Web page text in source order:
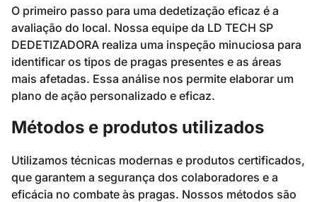
O primeiro passo para uma dedetização eficaz é a
avaliação do local. Nossa equipe da LD TECH SP
DEDETIZADORA realiza uma inspeção minuciosa para
identificar os tipos de pragas presentes e as áreas
mais afetadas. Essa análise nos permite elaborar um
plano de ação personalizado e eficaz.
Métodos e produtos utilizados
Utilizamos técnicas modernas e produtos certificados,
que garantem a segurança dos colaboradores e a
eficácia no combate às pragas. Nossos métodos são